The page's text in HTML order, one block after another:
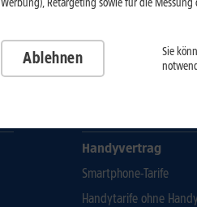
Handyvertrag
Smartphone-Tarife
Handytarife ohne Handy
Ablehnen
Sie